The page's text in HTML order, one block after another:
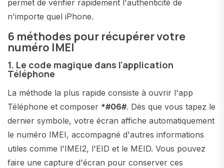
permet de vérifier rapidement l'authenticité de
n'importe quel iPhone.
6 méthodes pour récupérer votre
numéro IMEI
1. Le code magique dans l'application
Téléphone
La méthode la plus rapide consiste à ouvrir l'app
Téléphone et composer *#06#. Dès que vous tapez le
dernier symbole, votre écran affiche automatiquement
le numéro IMEI, accompagné d'autres informations
utiles comme l'IMEI2, l'EID et le MEID. Vous pouvez
faire une capture d'écran pour conserver ces